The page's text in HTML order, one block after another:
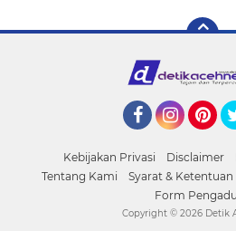
Kebijakan Privasi Disclaimer
Tentang Kami
Syarat & Ketentuan
Form
Copyright © 2026 Detik